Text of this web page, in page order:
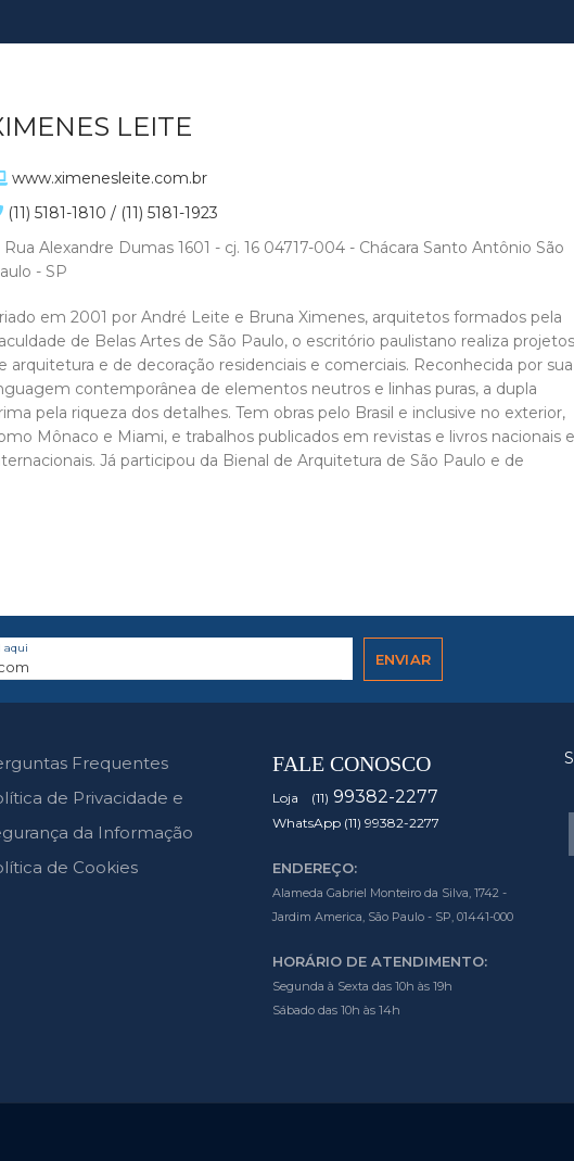
LEITE
www.ximenesleite.com.br
(11) 5181-1810 / (11) 5181-1923
Rua Alexandre Dumas 1601 - cj. 16 04717-004 - Chácara Santo Antônio São
- SP
em 2001 por André Leite e Bruna Ximenes, arquitetos formados pela
de Belas Artes de São Paulo, o escritório paulistano realiza projetos
arquitetura e de decoração residenciais e comerciais. Reconhecida por sua
contemporânea de elementos neutros e linhas puras, a dupla
pela riqueza dos detalhes. Tem obras pelo Brasil e inclusive no exterior,
Mônaco e Miami, e trabalhos publicados em revistas e livros nacionais e
Já participou da Bienal de Arquitetura de São Paulo e de
aqui
Frequentes
de Privacidade e
da Informação
de Cookies
FALE CONOSCO
Loja (11) 99382-2277
WhatsApp (11) 99382-2277
ENDEREÇO:
Alameda Gabriel Monteiro da Silva, 1742 -
Jardim America, São Paulo - SP, 01441-000
HORÁRIO DE ATENDIMENTO:
Segunda à Sexta das 10h às 19h
Sábado das 10h às 14h